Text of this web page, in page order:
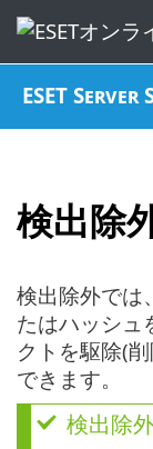
ESET
検出除
検出除外では
たはハッシュ
クトを駆除(
できます。
検出除